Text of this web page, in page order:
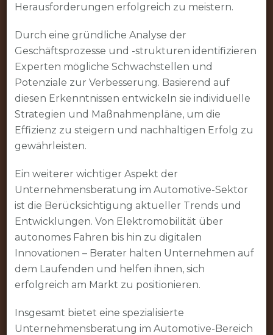
Herausforderungen erfolgreich zu meistern.
Durch eine gründliche Analyse der
Geschäftsprozesse und -strukturen identifizieren
Experten mögliche Schwachstellen und
Potenziale zur Verbesserung. Basierend auf
diesen Erkenntnissen entwickeln sie individuelle
Strategien und Maßnahmenpläne, um die
Effizienz zu steigern und nachhaltigen Erfolg zu
gewährleisten.
Ein weiterer wichtiger Aspekt der
Unternehmensberatung im Automotive-Sektor
ist die Berücksichtigung aktueller Trends und
Entwicklungen. Von Elektromobilität über
autonomes Fahren bis hin zu digitalen
Innovationen – Berater halten Unternehmen auf
dem Laufenden und helfen ihnen, sich
erfolgreich am Markt zu positionieren.
Insgesamt bietet eine spezialisierte
Unternehmensberatung im Automotive-Bereich